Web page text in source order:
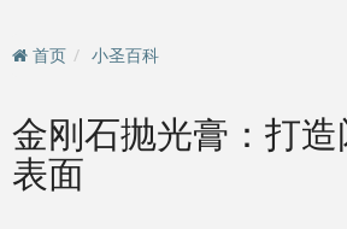
首页 小圣百科
金刚石抛光膏：打
表面